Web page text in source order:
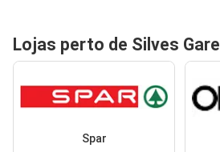
Lojas perto de Silves Gare
Spar